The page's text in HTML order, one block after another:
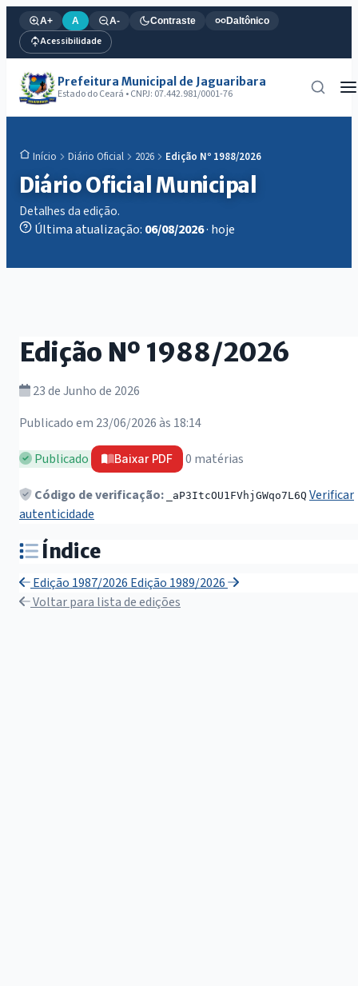
A+ A A- Contraste Daltônico
Acessibilidade
Prefeitura Municipal de Jaguaribara
Estado do Ceará • CNPJ: 07.442.981/0001-76
Início Diário Oficial 2026 Edição Nº 1988/2026
Diário Oficial Municipal
Detalhes da edição.
Última atualização: 06/08/2026· hoje
Edição Nº 1988/2026
23 de Junho de 2026
Publicado em 23/06/2026 às 18:14
Publicado Baixar PDF 0 matérias
Código de verificação: _aP3ItcOU1FVhjGWqo7L6Q Verificar
autenticidade
Índice
Edição 1987/2026 Edição 1989/2026
Voltar para lista de edições